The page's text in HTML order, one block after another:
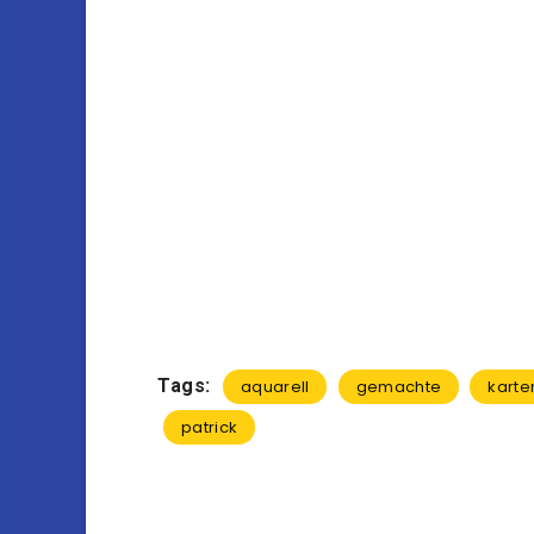
Tags: aquarell gemachte
patrick